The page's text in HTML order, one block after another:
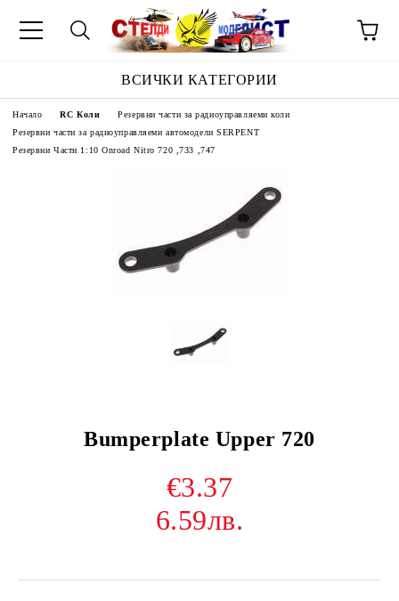
ВСИЧКИ КАТЕГОРИИ
Начало RC Коли
Резервни части за радиоуправляеми коли
Резервни части за радиоуправляеми автомодели SERPENT
Резервни Части 1:10 Onroad Nitro 720 ,733 ,747
Bumperplate Upper 720
€3.37
6.59лв.